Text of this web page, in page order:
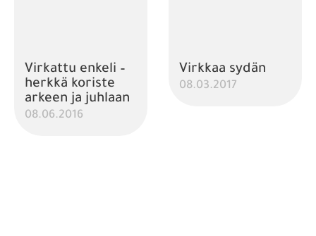
Virkattu enkeli –
herkkä koriste
arkeen ja juhlaan
08.06.2016
Virkkaa sydän
08.03.2017